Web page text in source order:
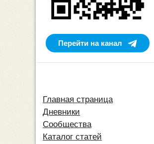
Перейти на канал
Главная страница
Дневники
Сообщества
Каталог статей